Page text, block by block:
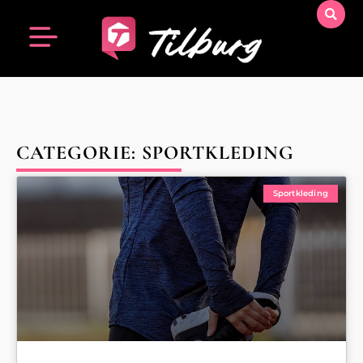
CATEGORIE: SPORTKLEDING
Sportkleding